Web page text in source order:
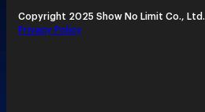
Copyright 2025 Show No Limit Co., Ltd.
Privacy Policy